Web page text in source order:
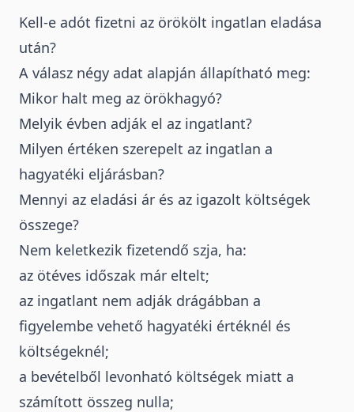
Kell-e adót fizetni az örökölt ingatlan eladása
után?
A válasz négy adat alapján állapítható meg:
Mikor halt meg az örökhagyó?
Melyik évben adják el az ingatlant?
Milyen értéken szerepelt az ingatlan a
hagyatéki eljárásban?
Mennyi az eladási ár és az igazolt költségek
összege?
Nem keletkezik fizetendő szja, ha:
az ötéves időszak már eltelt;
az ingatlant nem adják drágábban a
figyelembe vehető hagyatéki értéknél és
költségeknél;
a bevételből levonható költségek miatt a
számított összeg nulla;